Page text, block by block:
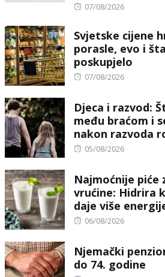
Posted
07/08/2026
Svjetske cijene
porasle, evo i
poskupjelo
Posted
07/08/2026
Djeca i razvod:
među braćom i
nakon razvoda
Posted
05/08/2026
Najmoćnije piće
vrućine: Hidrira
daje više
Posted
06/08/2026
Njemački
do 74. godine